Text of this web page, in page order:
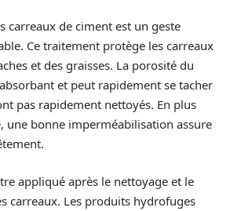
carreaux de ciment est un geste
Ce traitement protège les carreaux
et des graisses. La porosité du
et peut rapidement se tacher
pas rapidement nettoyés. En plus
une bonne imperméabilisation assure
appliqué après le nettoyage et le
carreaux. Les produits hydrofuges